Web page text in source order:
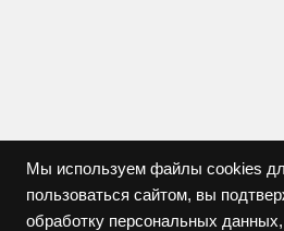
Мы используем файлы cookies
пользоваться сайтом, вы
обработку персональных